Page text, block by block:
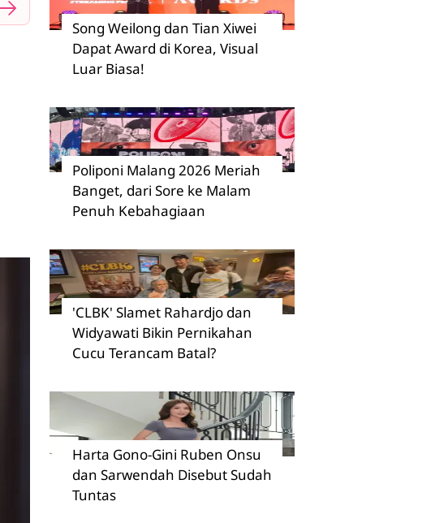
Song Weilong dan Tian Xiwei
Dapat Award di Korea, Visual
Luar Biasa!
Poliponi Malang 2026 Meriah
Banget, dari Sore ke Malam
Penuh Kebahagiaan
'CLBK' Slamet Rahardjo dan
Widyawati Bikin Pernikahan
Cucu Terancam Batal?
Harta Gono-Gini Ruben Onsu
dan Sarwendah Disebut Sudah
Tuntas